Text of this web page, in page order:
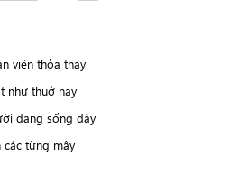
viên thỏa thay
như thuở nay
đang sống đây
từng mây